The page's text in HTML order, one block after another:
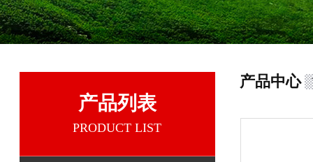
产品列表
PRODUCT LIST
产品中心